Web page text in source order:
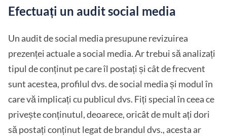
Efectuați un audit social media
Un audit de social media presupune revizuirea
prezenței actuale a social media. Ar trebui să analizați
tipul de conținut pe care îl postați și cât de frecvent
sunt acestea, profilul dvs. de social media și modul în
care vă implicați cu publicul dvs. Fiți special în ceea ce
privește conținutul, deoarece, oricât de mult ați dori
să postați conținut legat de brandul dvs., acesta ar